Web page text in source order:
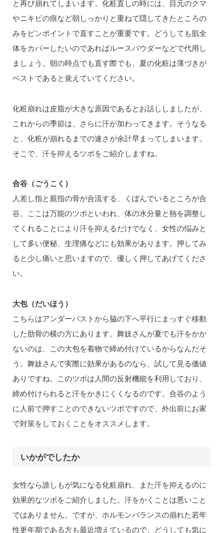
と再び崩れてしまいます。化粧直しの時には、目元のクマ
やニキビの痕など朝しっかりと重ねて隠してきたところの
みをピンポイントで直すことが重要です。どうしても肌全
体をカバーしたいのであればルースパウダーなどで代用し
ましょう。朝の時点でも直す際でも、夏の化粧は薄づきが
ベストであると覚えていてください。
化粧崩れは皮脂が大きな原因であるとお話ししましたが、
これからの季節は、さらに汗が加わってきます。そうなる
と、化粧が崩れるまでの速さが余計早まってしまいます。
そこで、汗を抑えるツボをご紹介しますね。
合谷（ごうこく）
人差し指と親指の骨が合流する、くぼんでいるところが合
谷。ここは万能のツボといわれ、体の水分量と熱を調整し
てくれることにより汗を抑えるだけでなく、女性の悩みと
して多い便秘、生理痛などにも効果があります。押してみ
ると少し痛いと思いますので、優しく押してあげてくださ
い。
大包（だいほう）
こちらはアンダーバストから脇の下へ平行にまっすぐ移動
した肋骨の横の方にあります。舞妓さんが夏でも汗をかか
ないのは、この大包を着物で締め付けているからなんだそ
う。舞妓さんで実際に効果があるのなら、試して見る価値
ありですね。このツボは人間の反射機能を利用しており、
締め付けられると汗をかきにくくなるのです。合谷のよう
に人前で押すことのできないツボですので、外出前にお家
で対策をしておくことをオススメします。
いかがでしたか
女性なら誰しもが気になる化粧崩れ、また汗を抑えるのに
効果的なツボをご紹介しました。汗をかくことは悪いこと
ではありません。ですが、ホルモンバランスの崩れた若年
性更年期である方も最近増えているので、どうしても気に